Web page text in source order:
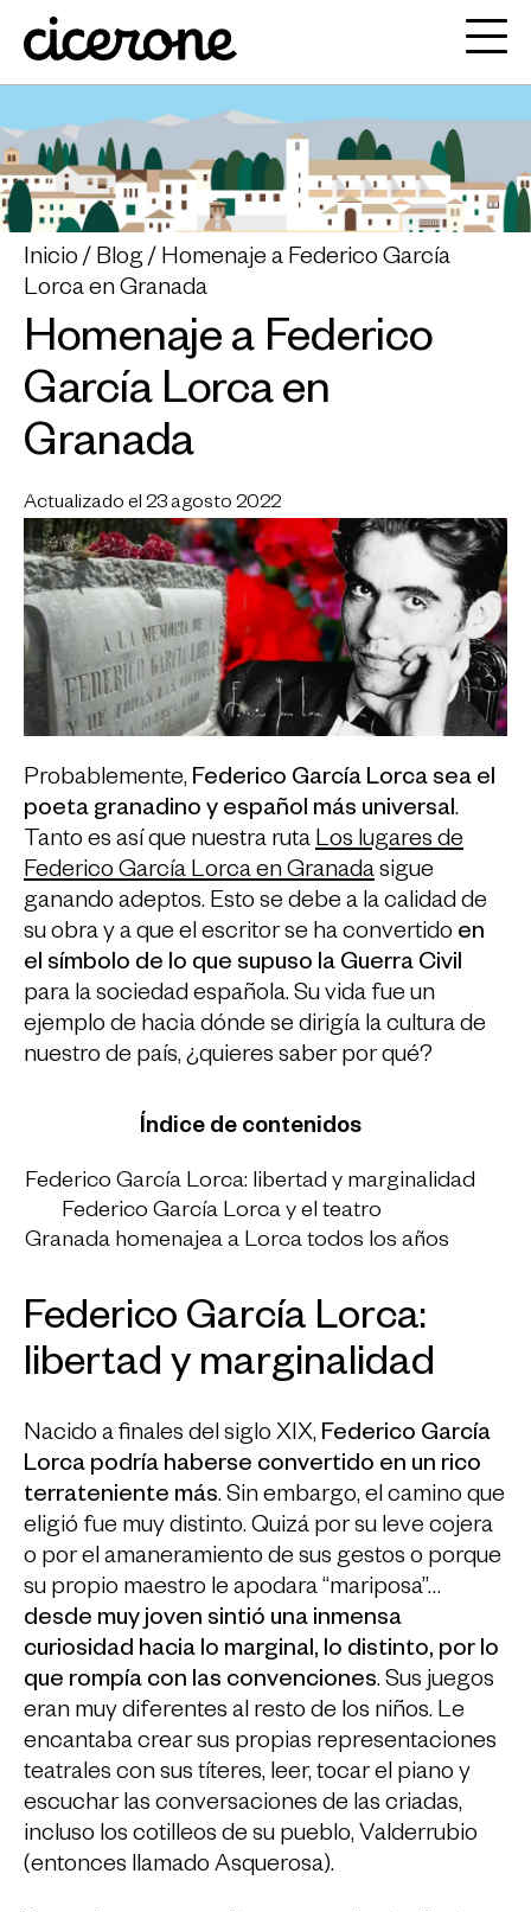
Inicio Blog
Homenaje a Federico García
Lorca en Granada
Homenaje a Federico
García Lorca en
Granada
Actualizado el 23 agosto 2022
Probablemente, Federico García Lorca sea el
poeta granadino y español más universal.
Tanto es así que nuestra rutaLos lugares de
Federico García Lorca en Granadasigue
ganando adeptos. Esto se debe a la calidad de
su obra y a que el escritor se ha convertido en
el símbolo de lo que supuso la Guerra Civil
para la sociedad española. Su vida fue un
ejemplo de hacia dónde se dirigía la cultura de
nuestro de país, ¿quieres saber por qué?
Índice de contenidos
Federico García Lorca: libertad y marginalidad
Federico García Lorca y el teatro
Granada homenajea a Lorca todos los años
Federico García Lorca:
libertad y marginalidad
Nacido a finales del siglo XIX, Federico García
Lorca podría haberse convertido en un rico
terrateniente más. Sin embargo, el camino que
eligió fue muy distinto. Quizá por su leve cojera
o por el amaneramiento de sus gestos o porque
su propio maestro le apodara “mariposa”…
desde muy joven sintió una inmensa
curiosidad hacia lo marginal, lo distinto, por lo
que rompía con las convenciones. Sus juegos
eran muy diferentes al resto de los niños. Le
encantaba crear sus propias representaciones
teatrales con sus títeres, leer, tocar el piano y
escuchar las conversaciones de las criadas,
incluso los cotilleos de su pueblo, Valderrubio
(entonces llamado Asquerosa).